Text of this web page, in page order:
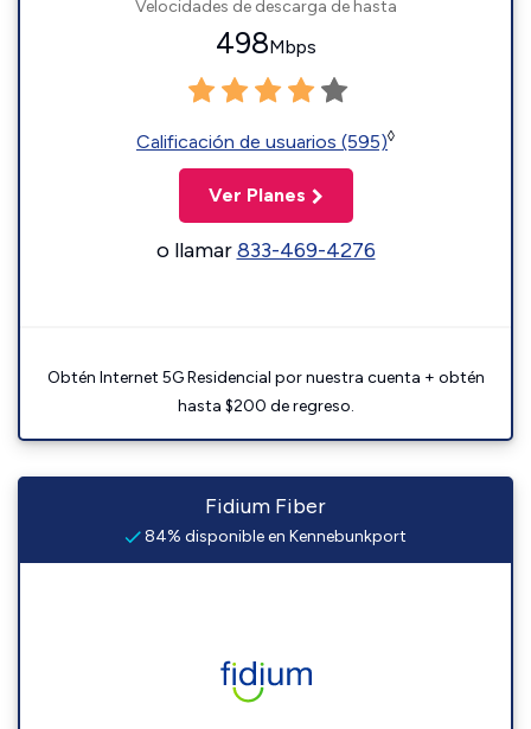
Velocidades de descarga de hasta
498Mbps
Calificación de usuarios (595)◊
Ver Planes
o llamar833-469-4276
Obtén Internet 5G Residencial por nuestra cuenta + obtén
hasta $200 de regreso.
Fidium Fiber
84% disponible en Kennebunkport